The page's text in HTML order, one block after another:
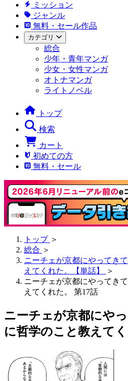
ミッション
ジャンル
無料・セール作品
カテゴリ
総合
少年・青年マンガ
少女・女性マンガ
オトナマンガ
ライトノベル
トップ
検索
カート
初めての方
無料・セール
トップ ＞
総合 ＞
ニーチェが京都にやってき
えてくれた。【単話】
＞
ニーチェが京都にやってき
えてくれた。 第17話
ニーチェが京都にや
に哲学のこと教えて